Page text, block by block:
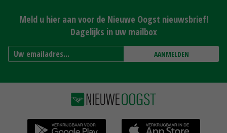
Meld u hier aan voor de Nieuwe Oogst nieuwsbrief!
Dagelijks in uw mailbox
AANMELDEN